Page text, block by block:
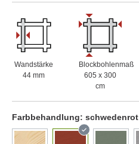
Wandstärke
44 mm
Blockbohlenmaß
605 x 300
cm
Farbbehandlung: schwedenrot